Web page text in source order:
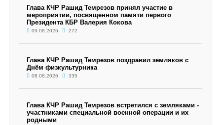
Глава КЧР Рашид Темрезов принял участие в
мероприятии, посвященном памяти первого
Президента КБР Валерия Кокова
09.08.2026 272
Глава КЧР Рашид Темрезов поздравил земляков с
Днём физкультурника
08.08.2026 335
Глава КЧР Рашид Темрезов встретился с земляками -
участниками специальной военной операции и их
родными